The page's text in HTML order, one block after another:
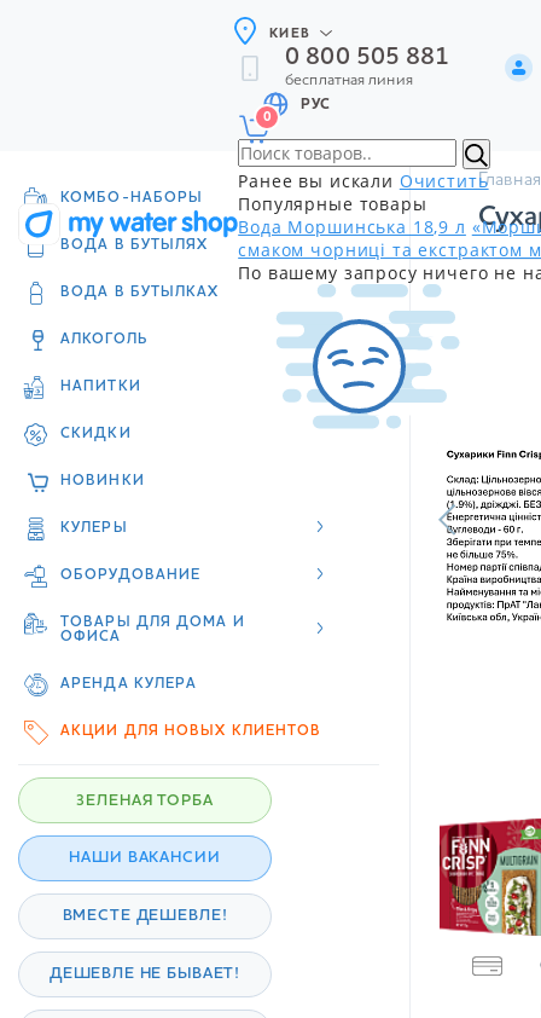
КИЕВ
0 800 505 881
бесплатная линия
РУС
0
Ранее вы искали Очистить
Популярные товары
Вода Моршинська 18,9 л
смаком чорниці та екстрактом
По вашему запросу ничего не
КОМБО-НАБОРЫ
ВОДА В БУТЫЛЯХ
ВОДА В БУТЫЛКАХ
АЛКОГОЛЬ
НАПИТКИ
СКИДКИ
НОВИНКИ
КУЛЕРЫ
ОБОРУДОВАНИЕ
ТОВАРЫ ДЛЯ ДОМА И
ОФИСА
АРЕНДА КУЛЕРА
АКЦИИ ДЛЯ НОВЫХ КЛИЕНТОВ
ЗЕЛЕНАЯ ТОРБА
НАШИ ВАКАНСИИ
ВМЕСТЕ ДЕШЕВЛЕ!
ДЕШЕВЛЕ НЕ БЫВАЕТ!
Главная